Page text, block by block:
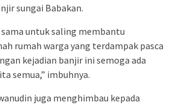
sungai Babakan.
untuk saling membantu
rumah warga yang terdampak pasca
kejadian banjir ini semoga ada
semua,” imbuhnya.
juga menghimbau kepada